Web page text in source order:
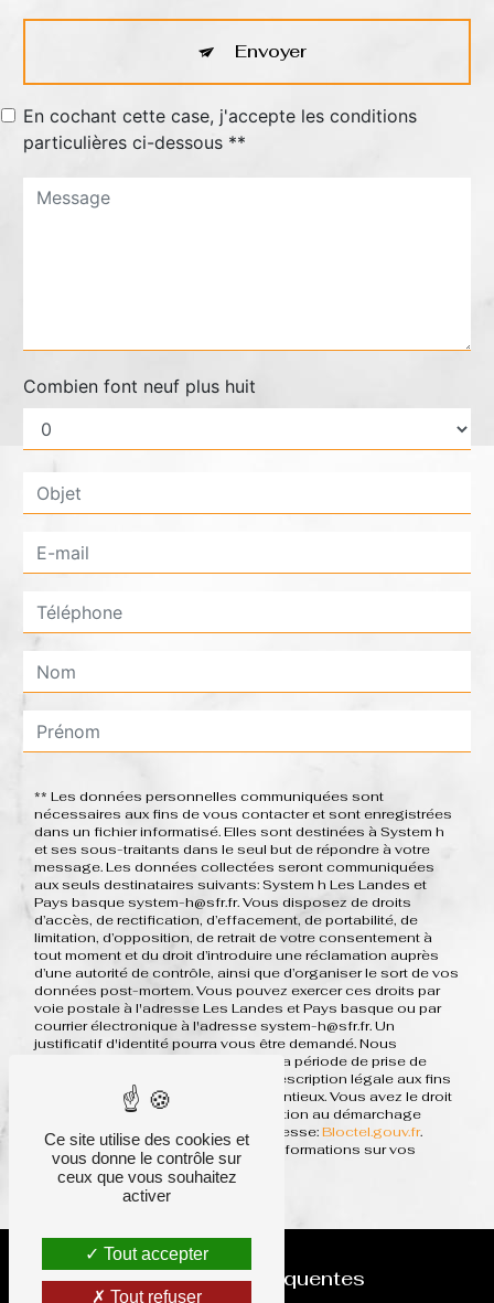
Combien font neuf plus huit
En cochant cette case, j'accepte les conditions
particulières ci-dessous **
Envoyer
** Les données personnelles communiquées sont
nécessaires aux fins de vous contacter et sont enregistrées
dans un fichier informatisé. Elles sont destinées à System h
et ses sous-traitants dans le seul but de répondre à votre
message. Les données collectées seront communiquées
aux seuls destinataires suivants: System h Les Landes et
Pays basque system-h@sfr.fr. Vous disposez de droits
d’accès, de rectification, d’effacement, de portabilité, de
limitation, d’opposition, de retrait de votre consentement à
tout moment et du droit d’introduire une réclamation auprès
d’une autorité de contrôle, ainsi que d’organiser le sort de vos
données post-mortem. Vous pouvez exercer ces droits par
voie postale à l'adresse Les Landes et Pays basque ou par
courrier électronique à l'adresse system-h@sfr.fr. Un
justificatif d'identité pourra vous être demandé. Nous
conservons vos données pendant la période de prise de
contact puis pendant la durée de prescription légale aux fins
probatoires et de gestion des contentieux. Vous avez le droit
de vous inscrire sur la liste d'opposition au démarchage
téléphonique, disponible à cette adresse:Bloctel.gouv.fr.
Consultez le site cnil.fr pour plus d’informations sur vos
droits.
Recherches fréquentes
Ce site utilise des cookies et
vous donne le contrôle sur
ceux que vous souhaitez
activer
Tout accepter
Tout refuser